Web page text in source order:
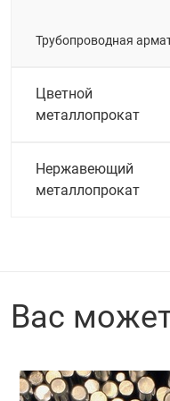
Трубопроводная
Цветной
металлопрокат
Нержавеющий
металлопрокат
Вас